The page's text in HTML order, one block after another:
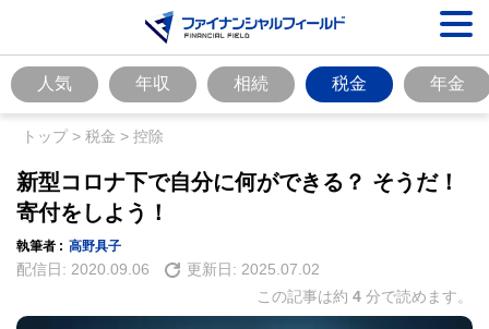
人気 年収 相続 税金 年金
トップ> 税金 > 控除
新型コロナ下で自分に何ができる？ そうだ！
寄付をしよう！
執筆者 : 高野具子
配信日: 2020.09.06 更新日: 2025.07.02
この記事は約 4 分で読めます。